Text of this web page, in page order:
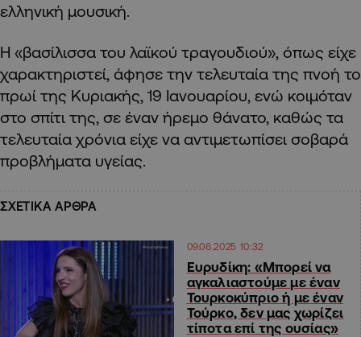
ελληνική μουσική.
Η «βασίλισσα του λαϊκού τραγουδιού», όπως είχε
χαρακτηριστεί, άφησε την τελευταία της πνοή το
πρωί της Κυριακής, 19 Ιανουαρίου, ενώ κοιμόταν
στο σπίτι της, σε έναν ήρεμο θάνατο, καθώς τα
τελευταία χρόνια είχε να αντιμετωπίσει σοβαρά
προβλήματα υγείας.
ΣΧΕΤΙΚΑ ΑΡΘΡΑ
09.06.2025 10:32
Ευρυδίκη: «Μπορεί να
αγκαλιαστούμε με έναν
Τουρκοκύπριο ή με έναν
Τούρκο, δεν μας χωρίζει
τίποτα επί της ουσίας»